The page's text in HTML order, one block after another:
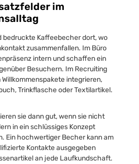
im
bedruckte Kaffeebecher dort, wo
zusammenfallen. Im Büro
intern und schaffen ein
Besuchern. Im Recruiting
integrieren,
Trinkflasche oder Textilartikel.
sie dann gut, wenn sie nicht
in ein schlüssiges Konzept
Ein hochwertiger Becher kann am
Kontakte ausgegeben
an jede Laufkundschaft.